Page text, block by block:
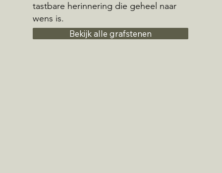
tastbare herinnering die geheel naar
wens is.
Bekijk alle grafstenen